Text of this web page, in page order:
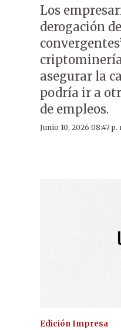
Los
derogación
criptominería
asegurar la
podría ir a
de empleos.
Junio 10, 2026 08:47 p.
Edición Impresa